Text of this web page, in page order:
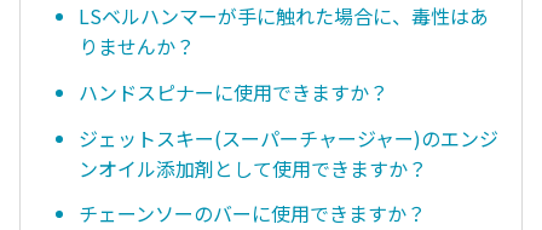
LSベルハンマーが手に触れた場合に、毒性はあ
りませんか？
ハンドスピナーに使用できますか？
ジェットスキー(スーパーチャージャー)のエンジ
ンオイル添加剤として使用できますか？
チェーンソーのバーに使用できますか？